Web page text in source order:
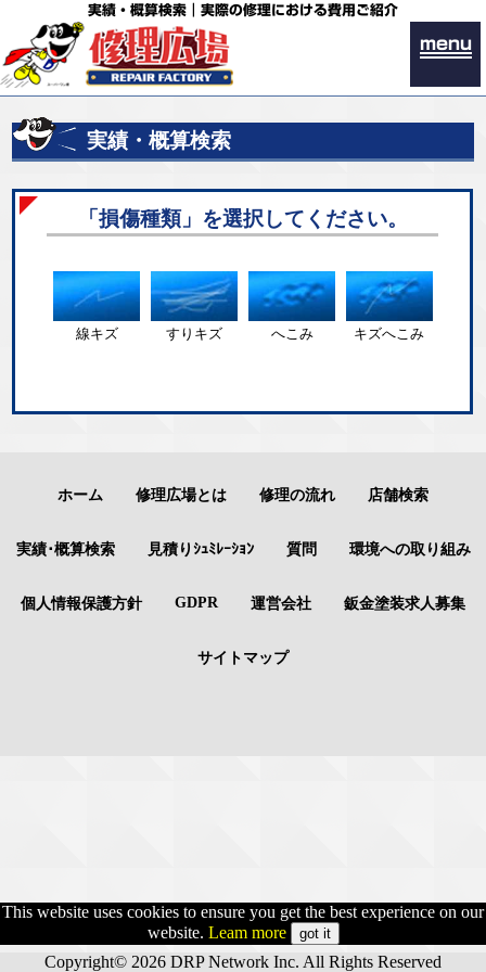
実績・概算検索｜実際の修理における費用ご紹介
menu
実績・概算検索
「損傷種類」を選択してください。
線キズ すりキズ へこみ キズへこみ
ホーム 修理広場とは 修理の流れ 店舗検索
実績･概算検索 見積りｼｭﾐﾚｰｼｮﾝ 質問 環境への取り組み
個人情報保護方針 GDPR 運営会社 鈑金塗装求人募集
サイトマップ
Copyright© 2026 DRP Network Inc. All Rights Reserved
This website uses cookies to ensure you get the best experience on our
website. Leam more got it